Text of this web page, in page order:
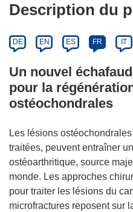
Description du
DE EN ES FR IT
Un nouvel
pour la
ostéochondrales
Les lésions
traitées, peuvent entraîner
ostéoarthritique, source
monde. Les approches
pour traiter les lésions du
microfractures reposent sur